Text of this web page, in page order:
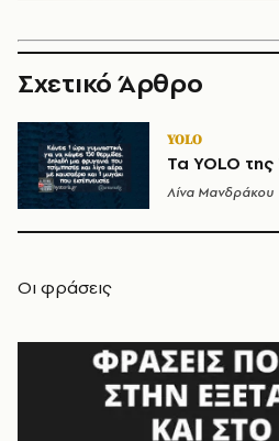
Σχετικό Άρθρο
YOLO
Τα YOLO
Λίνα Μανδράκου
Οι φράσεις